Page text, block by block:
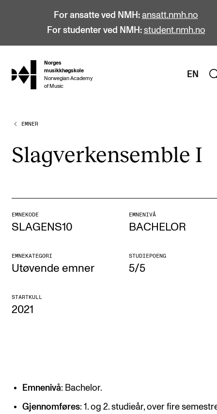
For ansatte ved NMH: ansatt.nmh.no
For studenter ved NMH: student.nmh.no
hjem
Norges
musikkhøgskole
Norwegian Academy
of Music
EN
STUDIER
Bachelor
Doktorgrad
Årsstudium og videreutdanning
Etterutdanning og kurs
Søknad og opptak
FORSKNING
EMNER
Slag­ver­k­en­sem­ble I
EMNEKODE
SLAGENS10
EMNENIVÅ
BACHELOR
EMNEKATEGORI
Utøvende emner
STUDIEPOENG
5/5
STARTKULL
2021
Emnenivå: Bachelor.
Gjennomføres: 1. og 2. studieår, over fire